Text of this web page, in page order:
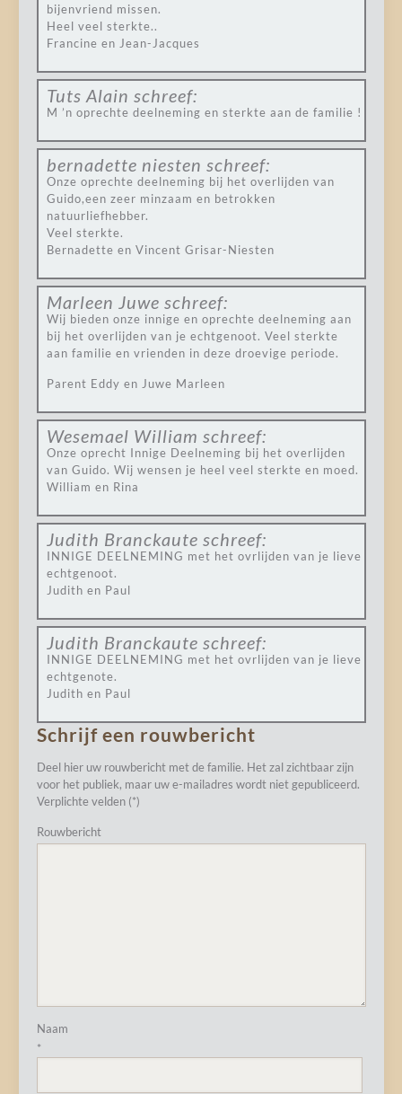
bijenvriend missen.
Heel veel sterkte..
Francine en Jean-Jacques
Tuts Alain schreef:
M ’n oprechte deelneming en sterkte aan de familie !
bernadette niesten schreef:
Onze oprechte deelneming bij het overlijden van
Guido,een zeer minzaam en betrokken
natuurliefhebber.
Veel sterkte.
Bernadette en Vincent Grisar-Niesten
Marleen Juwe schreef:
Wij bieden onze innige en oprechte deelneming aan
bij het overlijden van je echtgenoot. Veel sterkte
aan familie en vrienden in deze droevige periode.
Parent Eddy en Juwe Marleen
Wesemael William schreef:
Onze oprecht Innige Deelneming bij het overlijden
van Guido. Wij wensen je heel veel sterkte en moed.
William en Rina
Judith Branckaute schreef:
INNIGE DEELNEMING met het ovrlijden van je lieve
echtgenoot.
Judith en Paul
Judith Branckaute schreef:
INNIGE DEELNEMING met het ovrlijden van je lieve
echtgenote.
Judith en Paul
Schrijf een rouwbericht
Deel hier uw rouwbericht met de familie. Het zal zichtbaar zijn
voor het publiek, maar uw e-mailadres wordt niet gepubliceerd.
Verplichte velden (*)
Rouwbericht
Naam
*